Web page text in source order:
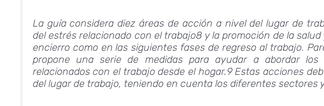
La guía considera diez áreas de acción a nivel del lugar de
del estrés relacionado con el trabajo8 y la promoción de la
encierro como en las siguientes fases de regreso al trabajo.
propone una serie de medidas para ayudar a abordar los
relacionados con el trabajo desde el hogar.9 Estas acciones
del lugar de trabajo, teniendo en cuenta los diferentes sectores